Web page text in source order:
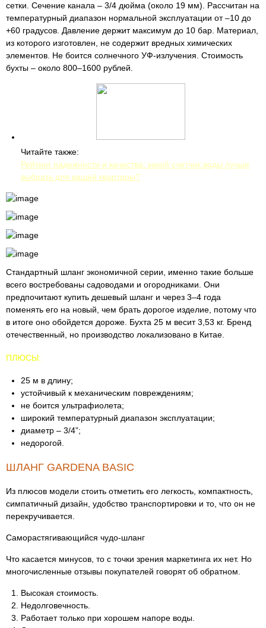
сетки. Сечение канала – 3/4 дюйма (около 19 мм). Рассчитан на
температурный диапазон нормальной эксплуатации от –10 до
+60 градусов. Давление держит максимум до 10 бар. Материал,
из которого изготовлен, не содержит вредных химических
элементов. Не боится солнечного УФ-излучения. Стоимость
бухты – около 800–1600 рублей.
Читайте также:
Рейтинг надежности и качества: какой счетчик воды лучше
выбрать для вашей квартиры?
Стандартный шланг экономичной серии, именно такие больше
всего востребованы садоводами и огородниками. Они
предпочитают купить дешевый шланг и через 3–4 года
поменять его на новый, чем брать дорогое изделие, потому что
в итоге оно обойдется дороже. Бухта 25 м весит 3,53 кг. Бренд
отечественный, но производство локализовано в Китае.
ПЛЮСЫ:
25 м в длину;
устойчивый к механическим повреждениям;
не боится ультрафиолета;
широкий температурный диапазон эксплуатации;
диаметр – 3/4”;
недорогой.
ШЛАНГ GARDENA BASIC
Из плюсов модели стоить отметить его легкость, компактность,
симпатичный дизайн, удобство транспортировки и то, что он не
перекручивается.
Саморастягивающийся чудо-шланг
Что касается минусов, то с точки зрения маркетинга их нет. Но
многочисленные отзывы покупателей говорят об обратном.
Высокая стоимость.
Недолговечность.
Работает только при хорошем напоре воды.